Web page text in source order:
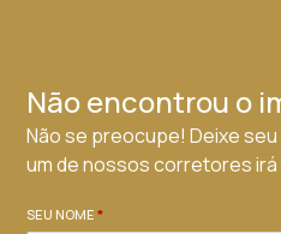
Não encontrou o
Não se preocupe! Deixe
um de nossos corretores irá
SEU NOME*